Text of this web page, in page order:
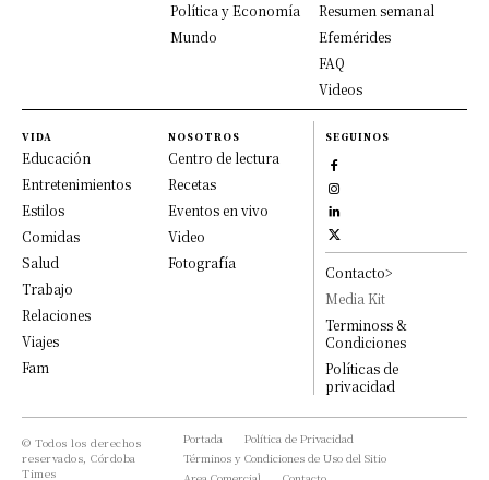
Política y Economía
Mundo
Resumen semanal
Efemérides
FAQ
Videos
VIDA
Educación
Entretenimientos
Estilos
Comidas
Salud
Trabajo
Relaciones
Viajes
Fam
NOSOTROS
Centro de lectura
Recetas
Eventos en vivo
Video
Fotografía
SEGUINOS
Contacto>
Media Kit
Terminoss &
Condiciones
Políticas de
privacidad
© Todos los derechos
reservados, Córdoba
Times
Portada
Política de Privacidad
Términos y Condiciones de Uso del Sitio